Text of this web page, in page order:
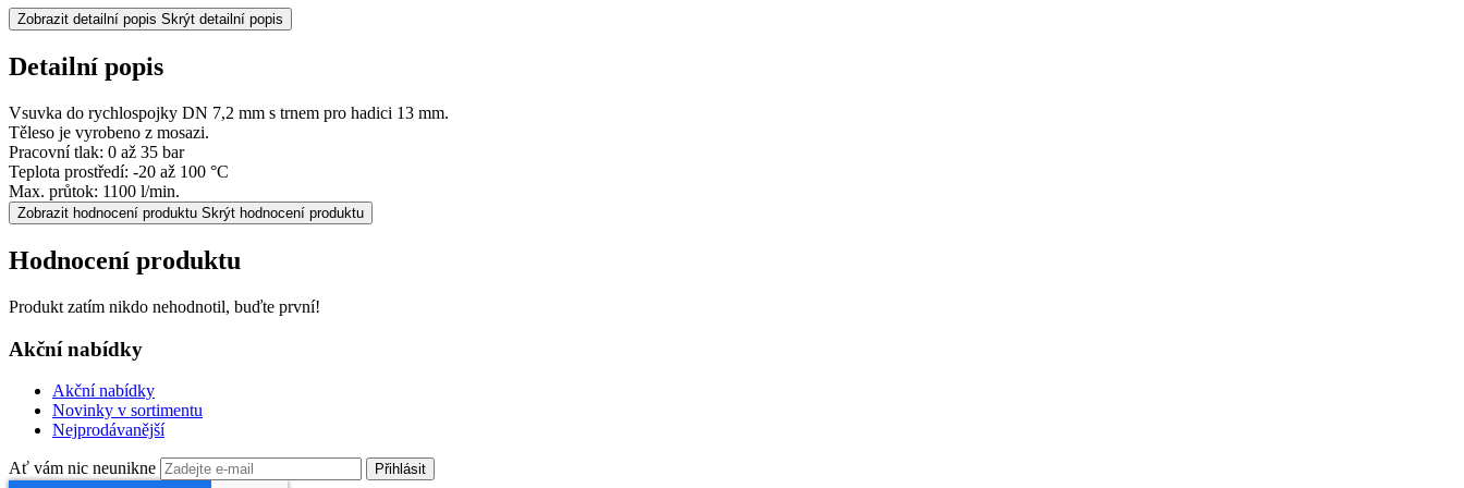
Zobrazit detailní popis Skrýt detailní popis
Detailní popis
Vsuvka do rychlospojky DN 7,2 mm s trnem pro hadici 13 mm.
Těleso je vyrobeno z mosazi.
Pracovní tlak: 0 až 35 bar
Teplota prostředí: -20 až 100 °C
Max. průtok: 1100 l/min.
Zobrazit hodnocení produktu Skrýt hodnocení produktu
Hodnocení produktu
Produkt zatím nikdo nehodnotil, buďte první!
Akční nabídky
Akční nabídky
Novinky v sortimentu
Nejprodávanější
Ať vám nic neunikne Přihlásit